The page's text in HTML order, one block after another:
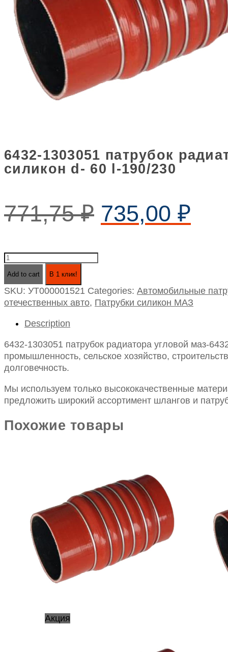
6432-1303051 патрубок
силикон d- 60 l-190/230
771,75₽ 735,00 ₽
6432-
радиатора
угловой
силикон
d-
60
l-
190/230
quantity
Add to cart В 1 клик!
SKU: УТ000001521 Categories: Автомобильные
отечественных авто, Патрубки силикон МАЗ
Description
6432-1303051 патрубок радиатора угловой маз-
промышленность, сельское хозяйство,
долговечность.
Мы используем только высококачественные
предложить широкий ассортимент шлангов и
Похожие товары
Акция